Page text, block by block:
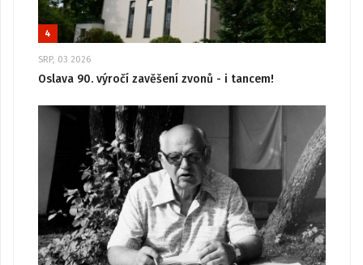
4
SRP, 03 2026
Oslava 90. výročí zavěšení zvonů - i tancem!